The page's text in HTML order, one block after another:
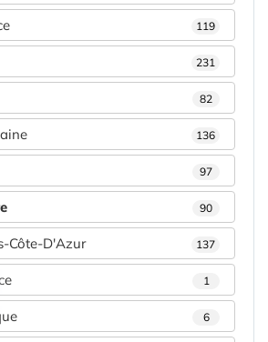
119
231
82
136
97
90
Côte-D'Azur 137
1
6